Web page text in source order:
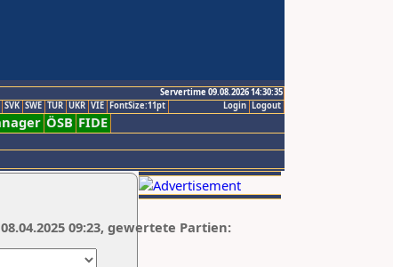
Servertime 09.08.2026 14:30:35
Logout
Login
SVK SWE TUR UKR VIE FontSize:11pt
ÖSB FIDE
09:23, gewertete Partien: